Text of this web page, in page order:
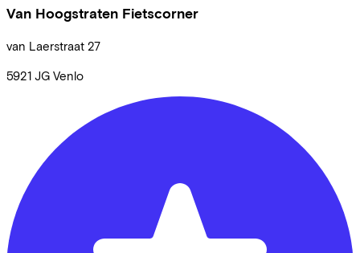
Van Hoogstraten Fietscorner
van Laerstraat 27
5921 JG Venlo